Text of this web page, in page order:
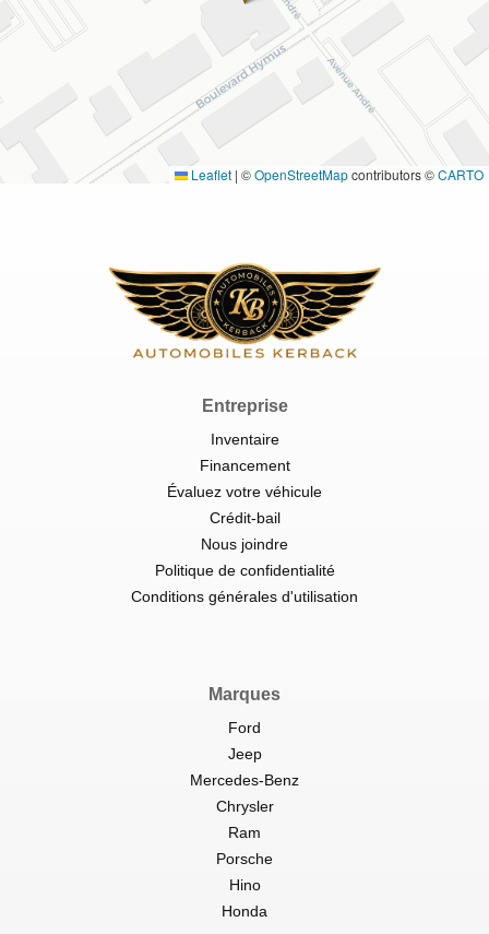
Leaflet | ©OpenStreetMapcontributors ©CARTO
Entreprise
Inventaire
Financement
Évaluez votre véhicule
Crédit-bail
Nous joindre
Politique de confidentialité
Conditions générales d'utilisation
Marques
Ford
Jeep
Mercedes-Benz
Chrysler
Ram
Porsche
Hino
Honda